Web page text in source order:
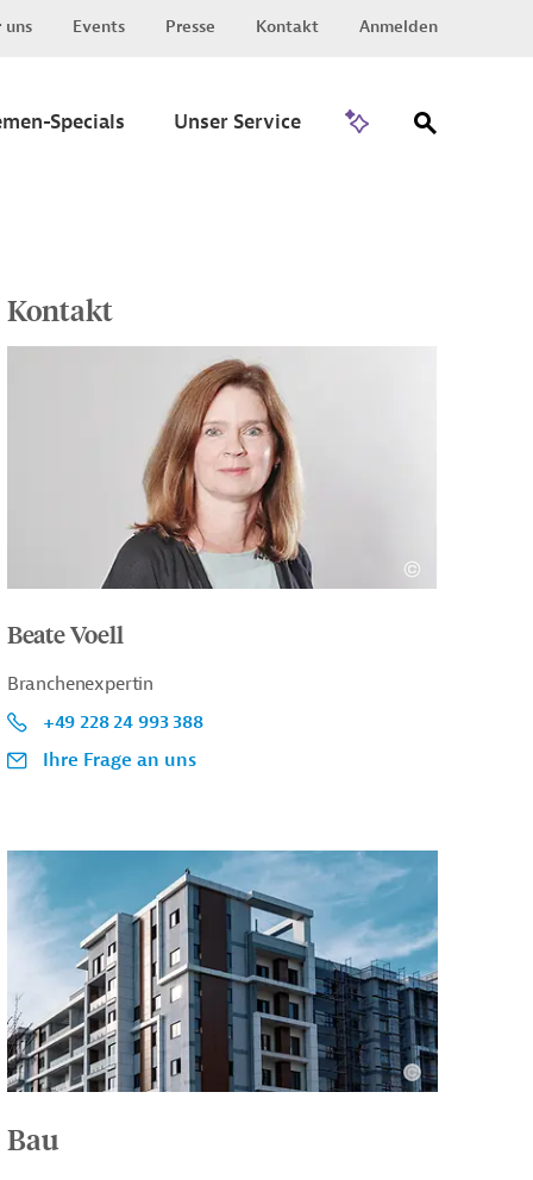
uns Events Presse Kontakt Anmelden
Specials Unser Service
Kontakt
Beate Voell
Branchenexpertin
+49 228 24 993 388
Ihre Frage an uns
Bau